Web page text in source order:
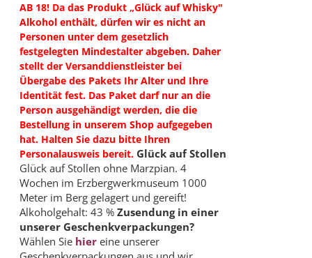
AB 18! Da das Produkt „Glück auf Whisky"
Alkohol enthält, dürfen wir es nicht an
Personen unter dem gesetzlich
festgelegten Mindestalter abgeben. Daher
stellt der Versanddienstleister bei
Übergabe des Pakets Ihr Alter und Ihre
Identität fest. Das Paket darf nur an die
Person ausgehändigt werden, die die
Bestellung in unserem Shop aufgegeben
hat. Halten Sie dazu bitte Ihren
Personalausweis bereit. Glück auf Stollen
Glück auf Stollen ohne Marzpian. 4
Wochen im Erzbergwerkmuseum 1000
Meter im Berg gelagert und gereift!
Alkoholgehalt: 43 %Zusendung in einer
unserer Geschenkverpackungen?
Wählen Sie hier eine unserer